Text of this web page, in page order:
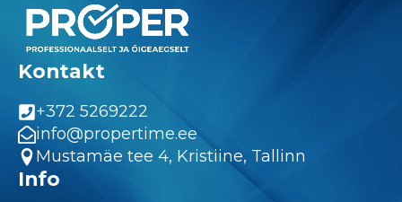
Kontakt
+372 5269222
info@propertime.ee
Mustamäe tee 4, Kristiine, Tallinn
Info